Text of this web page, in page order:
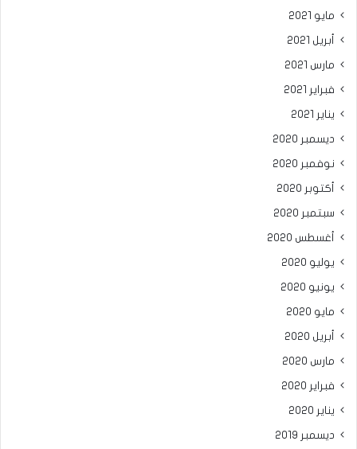
مايو 2021
أبريل 2021
مارس 2021
فبراير 2021
يناير 2021
ديسمبر 2020
نوفمبر 2020
أكتوبر 2020
سبتمبر 2020
أغسطس 2020
يوليو 2020
يونيو 2020
مايو 2020
أبريل 2020
مارس 2020
فبراير 2020
يناير 2020
ديسمبر 2019